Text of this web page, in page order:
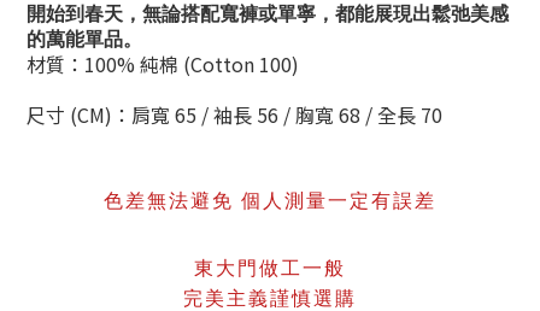
開始到春天，無論搭配寬褲或單寧，都能展現出鬆弛美感
的萬能單品。
材質：100% 純棉 (Cotton 100)
尺寸 (CM)：肩寬 65 / 袖長 56 / 胸寬 68 / 全長 70
色差無法避免 個人測量一定有誤差
東大門做工一般
完美主義謹慎選購